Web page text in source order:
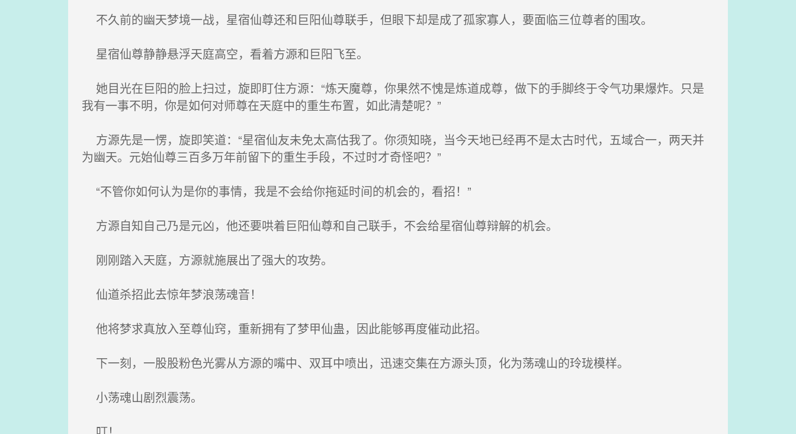
不久前的幽天梦境一战，星宿仙尊还和巨阳仙尊联手，但眼下却是成了孤家寡人，要面临三位尊者的围攻。
星宿仙尊静静悬浮天庭高空，看着方源和巨阳飞至。
她目光在巨阳的脸上扫过，旋即盯住方源：“炼天魔尊，你果然不愧是炼道成尊，做下的手脚终于令气功果爆炸。只是
我有一事不明，你是如何对师尊在天庭中的重生布置，如此清楚呢？”
方源先是一愣，旋即笑道：“星宿仙友未免太高估我了。你须知晓，当今天地已经再不是太古时代，五域合一，两天并
为幽天。元始仙尊三百多万年前留下的重生手段，不过时才奇怪吧？”
“不管你如何认为是你的事情，我是不会给你拖延时间的机会的，看招！”
方源自知自己乃是元凶，他还要哄着巨阳仙尊和自己联手，不会给星宿仙尊辩解的机会。
刚刚踏入天庭，方源就施展出了强大的攻势。
仙道杀招此去惊年梦浪荡魂音！
他将梦求真放入至尊仙窍，重新拥有了梦甲仙蛊，因此能够再度催动此招。
下一刻，一股股粉色光雾从方源的嘴中、双耳中喷出，迅速交集在方源头顶，化为荡魂山的玲珑模样。
小荡魂山剧烈震荡。